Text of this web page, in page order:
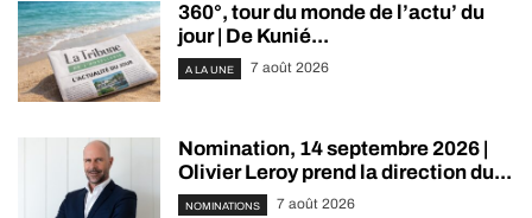
360°, tour du monde de l’actu’ du
jour | De Kunié...
A LA UNE 7 août 2026
Nomination, 14 septembre 2026 |
Olivier Leroy prend la direction du...
NOMINATIONS 7 août 2026